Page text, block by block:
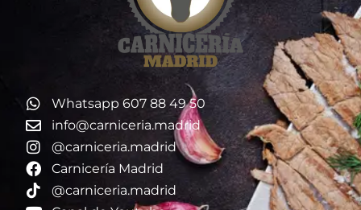
Whatsapp 607 88 49 50
info@carniceria.madrid
@carniceria.madrid
Carnicería Madrid
@carniceria.madrid